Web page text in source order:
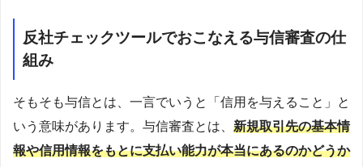
反社チェックツールでおこなえる与信審査の仕
組み
そもそも与信とは、一言でいうと「信用を与えること」と
いう意味があります。 与信審査とは、 新規取引先の基本情
報や信用情報をもとに支払い能力が本当にあるのかどうか